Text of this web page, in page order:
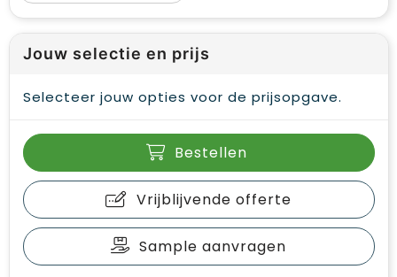
Jouw selectie en prijs
Selecteer jouw opties voor de prijsopgave.
Bestellen
Vrijblijvende offerte
Sample aanvragen